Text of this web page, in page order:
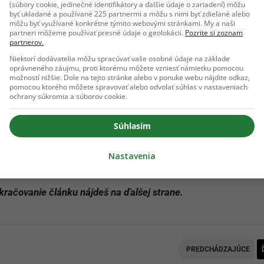
solídnu čiastku do budúcnosti.
hrtanu. Aj keď okolo teba spolupracovníčky chrčia a
citrónový čaj s medom a tvoj hlas je čistý a silný po celý
Google odporúčaní
Pridať ako preferovaný zdroj
článku nájdeš na ďalšej strane.
PREDCHÁDZAJÚCE
(súbory cookie, jedinečné identifikátory a ďalšie údaje o zariadení) môžu
byť ukladané a používané 225 partnermi a môžu s nimi byť zdieľané alebo
môžu byť využívané konkrétne týmito webovými stránkami. My a naši
partneri môžeme používať presné údaje o geolokácii. Pozrite si zoznam
partnerov.
Niektorí dodávatelia môžu spracúvať vaše osobné údaje na základe
oprávneného záujmu, proti ktorému môžete vzniesť námietku pomocou
možností nižšie. Dole na tejto stránke alebo v ponuke webu nájdite odkaz,
pomocou ktorého môžete spravovať alebo odvolať súhlas v nastaveniach
ochrany súkromia a súborov cookie.
Súhlasím
Nastavenia